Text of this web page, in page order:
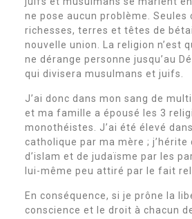
ne pose aucun problème. Seules
richesses, terres et têtes de
nouvelle union. La religion n’est
ne dérange personne jusqu’au
qui divisera musulmans et juifs.
J’ai donc dans mon sang de
et ma famille a épousé les 3
monothéistes. J’ai été élevé
catholique par ma mère ; j’hérite
d’islam et de judaïsme par les
lui-même peu attiré par le fait
En conséquence, si je prône la
conscience et le droit à chacun